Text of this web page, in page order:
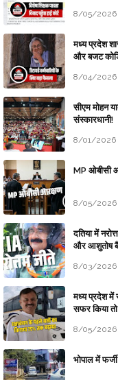
8/05/2026
मध्य प्रदेश
और बजट
8/04/2026
सीएम मोहन
संस्कारधानी!
8/01/2026
MP ओबीसी
8/05/2026
दतिया में
और आशुतोष
8/03/2026
मध्य प्रदेश में
सफर किया
8/05/2026
भोपाल में